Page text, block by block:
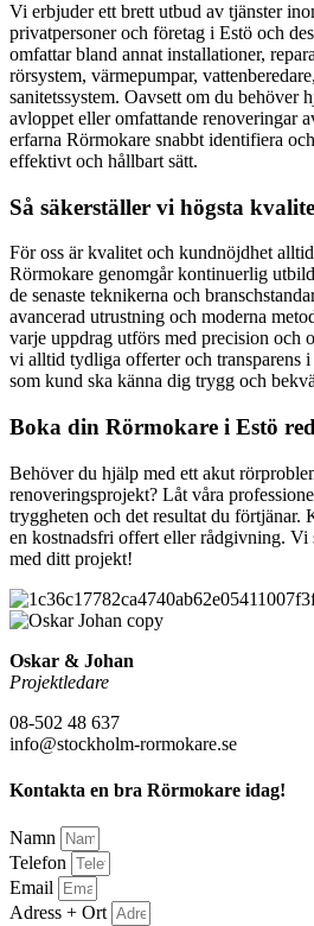
Vi erbjuder ett brett utbud av tjänster
privatpersoner och företag i Estö och
omfattar bland annat installationer,
rörsystem, värmepumpar,
sanitetssystem. Oavsett om du behöver
avloppet eller omfattande renoveringar
erfarna Rörmokare snabbt identifiera
effektivt och hållbart sätt.
Så säkerställer vi högsta
För oss är kvalitet och kundnöjdhet
Rörmokare genomgår kontinuerlig
de senaste teknikerna och
avancerad utrustning och moderna
varje uppdrag utförs med precision och
vi alltid tydliga offerter och transparens
som kund ska känna dig trygg och
Boka din Rörmokare i Estö
Behöver du hjälp med ett akut
renoveringsprojekt? Låt våra
tryggheten och det resultat du förtjänar.
en kostnadsfri offert eller rådgivning. Vi
med ditt projekt!
Oskar & Johan
Projektledare
08-502 48 637
info@stockholm-rormokare.se
Kontakta en bra Rörmokare idag!
Namn
Telefon
Email
Adress + Ort